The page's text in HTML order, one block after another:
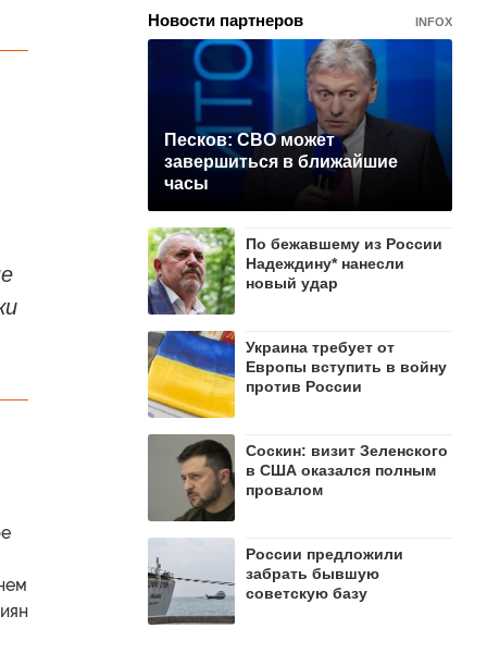
Новости партнеров INFOX
Песков: СВО может
завершиться в ближайшие
часы
По бежавшему из России
Надеждину* нанесли
новый удар
Украина требует от
Европы вступить в войну
против России
Соскин: визит Зеленского
в США оказался полным
провалом
России предложили
забрать бывшую
советскую базу